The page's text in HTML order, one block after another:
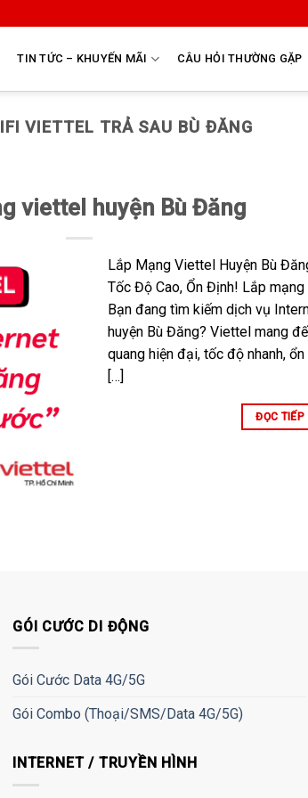
TIN TỨC – KHUYẾN MÃI CÂU HỎI THƯỜNG GẶP
VIETTEL TRẢ SAU BÙ ĐĂNG
viettel huyện Bù Đăng
Lắp Mạng Viettel Huyện Bù
Tốc Độ Cao, Ổn Định! Lắp
Bạn đang tìm kiếm dịch vụ
huyện Bù Đăng? Viettel mang
quang hiện đại, tốc độ nhanh,
[…]
ĐỌC TIẾP
GÓI CƯỚC DI ĐỘNG
Gói Cước Data 4G/5G
Gói Combo (Thoại/SMS/Data 4G/5G)
INTERNET / TRUYỀN HÌNH